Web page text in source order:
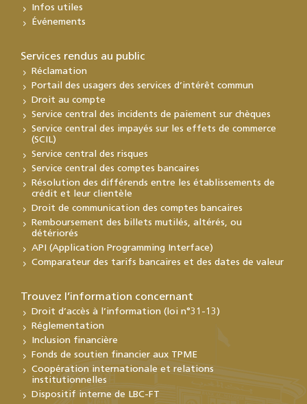
Infos utiles
Événements
Services rendus au public
Réclamation
Portail des usagers des services d’intérêt commun
Droit au compte
Service central des incidents de paiement sur chèques
Service central des impayés sur les effets de commerce
(SCIL)
Service central des risques
Service central des comptes bancaires
Résolution des différends entre les établissements de
crédit et leur clientèle
Droit de communication des comptes bancaires
Remboursement des billets mutilés, altérés, ou
détériorés
API (Application Programming Interface)
Comparateur des tarifs bancaires et des dates de valeur
Trouvez l’information concernant
Droit d’accès à l’information (loi n°31-13)
Réglementation
Inclusion financière
Fonds de soutien financier aux TPME
Coopération internationale et relations
institutionnelles
Dispositif interne de LBC-FT